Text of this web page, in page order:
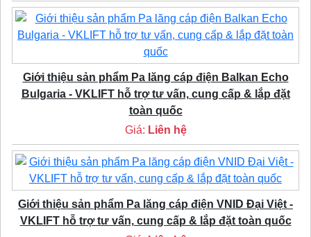
Giới thiệu sản phẩm Pa lăng cáp điện Balkan Echo
Bulgaria - VKLIFT hỗ trợ tư vấn, cung cấp & lắp đặt
toàn quốc
Giá: Liên hệ
Giới thiệu sản phẩm Pa lăng cáp điện VNID Đại Việt -
VKLIFT hỗ trợ tư vấn, cung cấp & lắp đặt toàn quốc